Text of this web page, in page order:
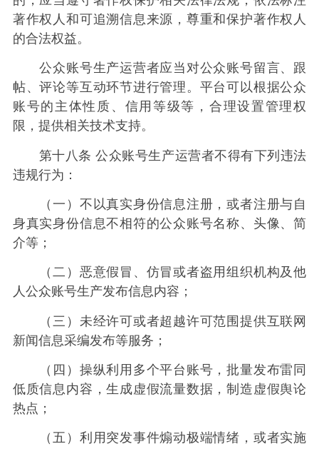
著作权人和可追溯信息来源，尊重和保护著作权人
的合法权益。
公众账号生产运营者应当对公众账号留言、跟
帖、评论等互动环节进行管理。平台可以根据公众
账号的主体性质、信用等级等，合理设置管理权
限，提供相关技术支持。
第十八条 公众账号生产运营者不得有下列违法
违规行为：
（一）不以真实身份信息注册，或者注册与自
身真实身份信息不相符的公众账号名称、头像、简
介等；
（二）恶意假冒、仿冒或者盗用组织机构及他
人公众账号生产发布信息内容；
（三）未经许可或者超越许可范围提供互联网
新闻信息采编发布等服务；
（四）操纵利用多个平台账号，批量发布雷同
低质信息内容，生成虚假流量数据，制造虚假舆论
热点；
（五）利用突发事件煽动极端情绪，或者实施